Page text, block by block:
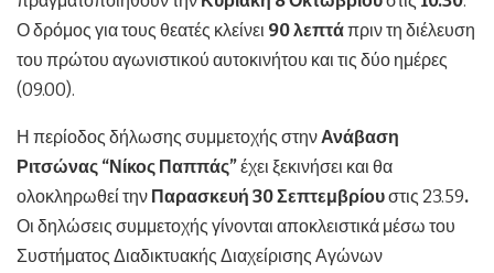
Ο δρόμος για τους θεατές κλείνει 90 λεπτάπριν τη διέλευση
του πρώτου αγωνιστικού αυτοκινήτου και τις δύο ημέρες
(09.00).
Η περίοδος δήλωσης συμμετοχής στηνΑνάβαση
Ριτσώνας “Νίκος Παππάς”έχει ξεκινήσει και θα
ολοκληρωθεί την Παρασκευή 30 Σεπτεμβρίουστις 23.59.
Οι δηλώσεις συμμετοχής γίνονται αποκλειστικά μέσω του
Συστήματος Διαδικτυακής Διαχείρισης Αγώνων